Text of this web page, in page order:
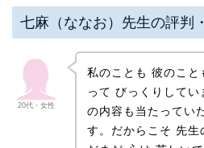
七麻（ななお）先生の評判
20代・女性
私のことも 彼のこと
って びっくりして
の内容も当たってい
す。だからこそ 先生